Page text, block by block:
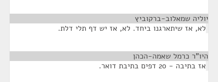
יוליה שמאלוב-ברקוביץ
לא, אז שיתארגנו ביחד. לא, אז יש דף תלי דלת.
היו"ר כרמל שאמה-הכהן
אז בתיבה - 20 דפים בתיבת דואר.